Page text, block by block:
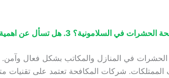
في المنازل والمكاتب بشكل فعال وآمن.
شركات المكافحة تعتمد على تقنيات